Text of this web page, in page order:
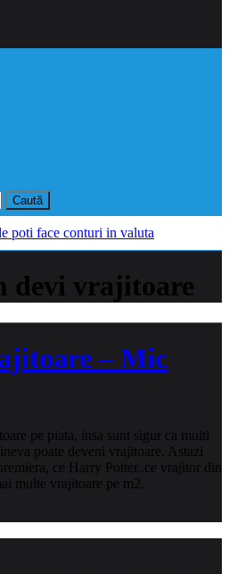
devi vrajitoare
– Mic
pe piata, insa sunt sigur ca multi
poate deveni vrajitoare. Astazi
ce Harry Potter..ce vrajitor din
multe vrajitoare pe m2.